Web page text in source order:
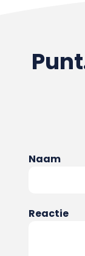
Naam
Reactie